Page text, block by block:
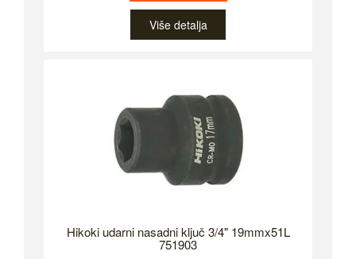
Više detalja
Hikoki udarni nasadni ključ 3/4" 19mmx51L
751903